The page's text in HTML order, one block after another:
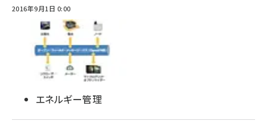
2016年9月1日 0:00
エネルギー管理